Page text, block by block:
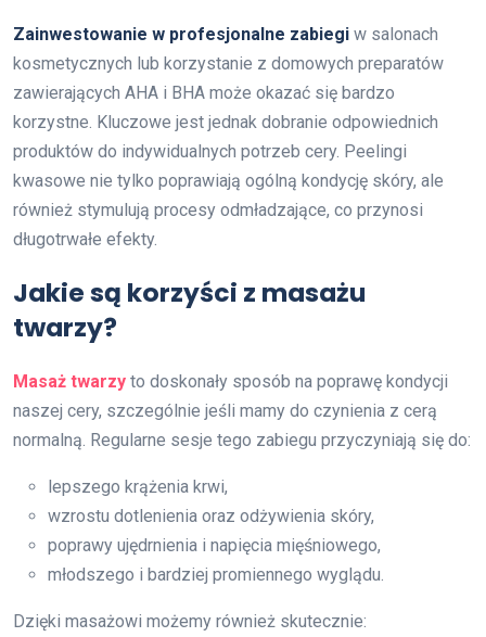
Zainwestowanie w profesjonalne zabiegi w salonach
kosmetycznych lub korzystanie z domowych preparatów
zawierających AHA i BHA może okazać się bardzo
korzystne. Kluczowe jest jednak dobranie odpowiednich
produktów do indywidualnych potrzeb cery. Peelingi
kwasowe nie tylko poprawiają ogólną kondycję skóry, ale
również stymulują procesy odmładzające, co przynosi
długotrwałe efekty.
Jakie są korzyści z masażu
twarzy?
Masaż twarzy to doskonały sposób na poprawę kondycji
naszej cery, szczególnie jeśli mamy do czynienia z cerą
normalną. Regularne sesje tego zabiegu przyczyniają się do:
lepszego krążenia krwi,
wzrostu dotlenienia oraz odżywienia skóry,
poprawy ujędrnienia i napięcia mięśniowego,
młodszego i bardziej promiennego wyglądu.
Dzięki masażowi możemy również skutecznie: